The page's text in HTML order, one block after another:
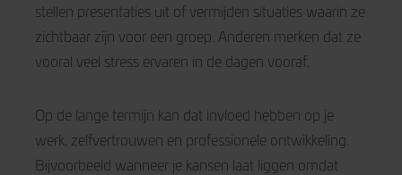
stellen presentaties uit of vermijden situaties waarin ze
zichtbaar zijn voor een groep. Anderen merken dat ze
vooral veel stress ervaren in de dagen vooraf.
Op de lange termijn kan dat invloed hebben op je
werk, zelfvertrouwen en professionele ontwikkeling.
Bijvoorbeeld wanneer je kansen laat liggen omdat